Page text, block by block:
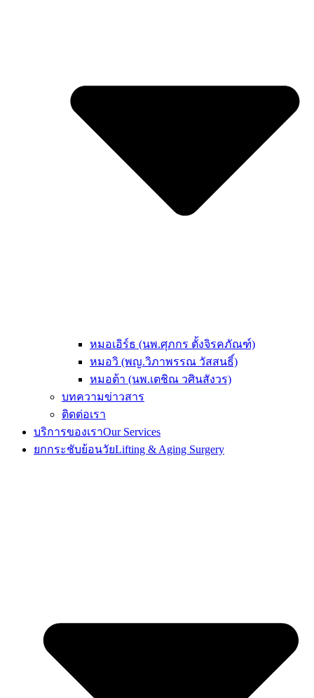
หมอเอิร์ธ (นพ.ศุภกร ตั้งจิรคภัณฑ์)
หมอวิ (พญ.วิภาพรรณ วัสสนธิ์)
หมอต้า (นพ.เตชิณ วศินสังวร)
บทความข่าวสาร
ติดต่อเรา
บริการของเราOur Services
ยกกระชับย้อนวัยLifting & Aging Surgery